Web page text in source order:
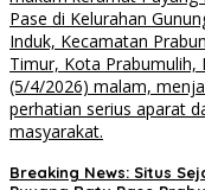
Breaking News: Situs